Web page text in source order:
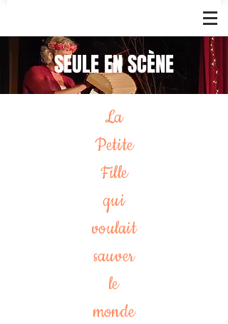
SEULE EN SCÈNE
La
Petite
Fille
qui
voulait
sauver
le
monde